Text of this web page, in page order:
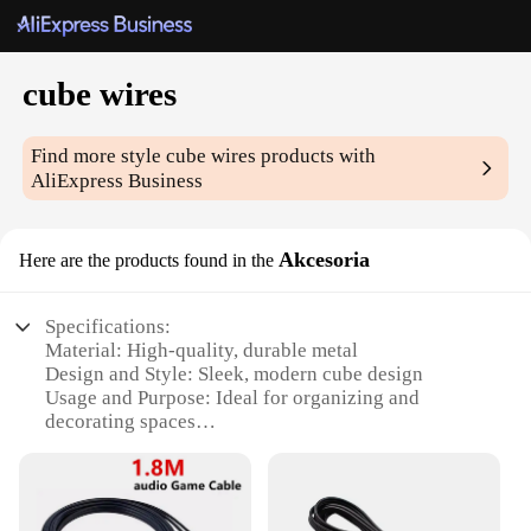
cube wires
Find more stylecube wires products with
AliExpress Business
Here are the products found in the Akcesoria
Specifications:
Material: High-quality, durable metal
Design and Style: Sleek, modern cube design
Usage and Purpose: Ideal for organizing and
decorating spaces
Performance and Property: Sturdy construction with
smooth finish
Parts and Accessories: Comes as a set with multiple